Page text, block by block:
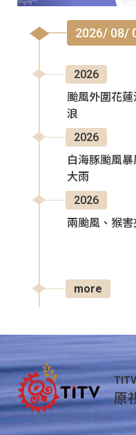
2026/ 08/
2026
颱風外圍花
浪
2026
白海豚颱風
大雨
2026
兩颱風、猴
more
原